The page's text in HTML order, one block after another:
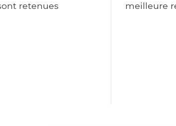
retenues
meilleure